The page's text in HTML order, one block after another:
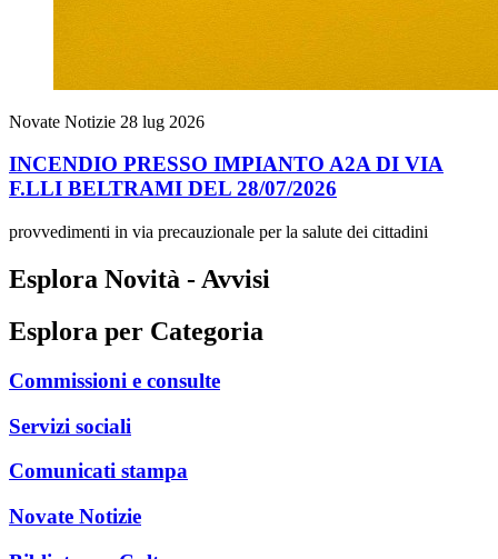
Novate Notizie 28 lug 2026
INCENDIO PRESSO IMPIANTO A2A DI VIA
F.LLI BELTRAMI DEL 28/07/2026
provvedimenti in via precauzionale per la salute dei cittadini
Esplora Novità - Avvisi
Esplora per Categoria
Commissioni e consulte
Servizi sociali
Comunicati stampa
Novate Notizie